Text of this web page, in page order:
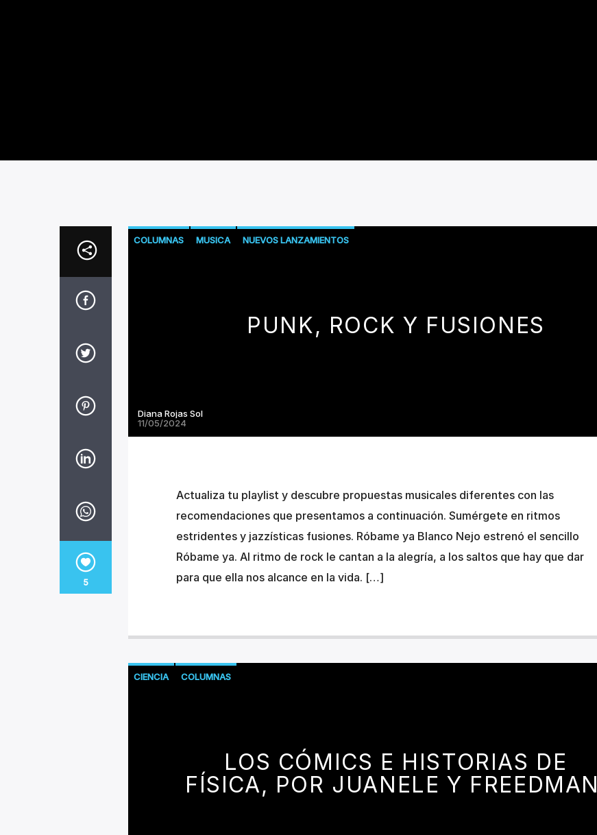
5
COLUMNAS MUSICA NUEVOS LANZAMIENTOS
PUNK, ROCK Y FUSIONES
Diana Rojas Sol
11/05/2024
Actualiza tu playlist y descubre propuestas musicales diferentes con las
recomendaciones que presentamos a continuación. Sumérgete en ritmos
estridentes y jazzísticas fusiones. Róbame ya Blanco Nejo estrenó el sencillo
Róbame ya. Al ritmo de rock le cantan a la alegría, a los saltos que hay que dar
para que ella nos alcance en la vida. […]
CIENCIA COLUMNAS
LOS CÓMICS E HISTORIAS DE
FÍSICA, POR JUANELE Y FREEDMAN